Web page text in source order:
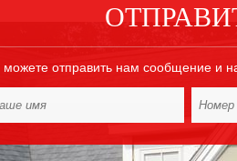
отправить нам сообщение и